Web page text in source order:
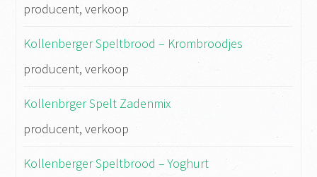
producent, verkoop
Kollenberger Speltbrood – Krombroodjes
producent, verkoop
Kollenbrger Spelt Zadenmix
producent, verkoop
Kollenberger Speltbrood – Yoghurt